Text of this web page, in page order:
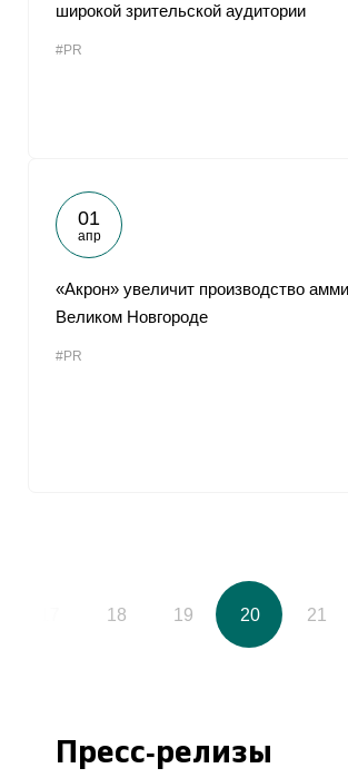
широкой зрительской аудитории
#PR
01
апр
«Акрон» увеличит производство
Великом Новгороде
#PR
18 19 20 21
Пресс-релизы